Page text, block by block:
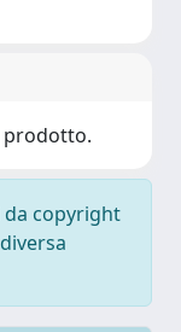
prodotto.
da copyright